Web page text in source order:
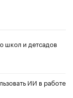
школ и детсадов
ИИ в работе